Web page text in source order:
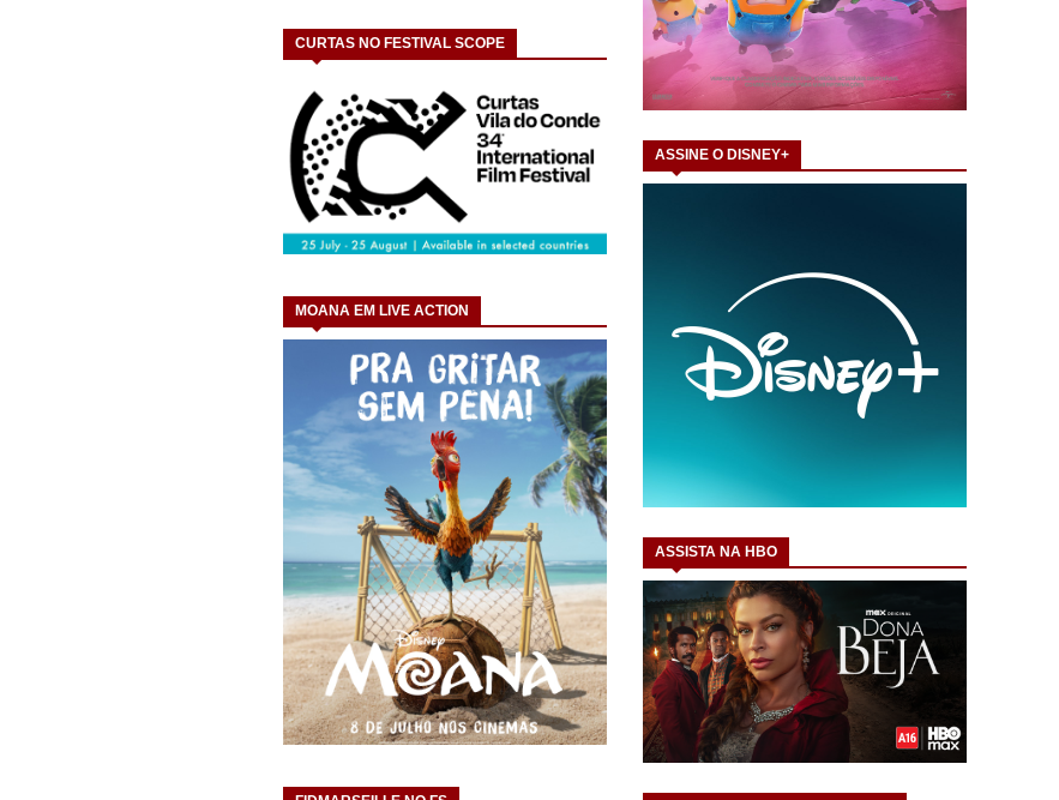
CURTAS NO FESTIVAL SCOPE
MOANA EM LIVE ACTION
ASSINE O DISNEY+
ASSISTA NA HBO